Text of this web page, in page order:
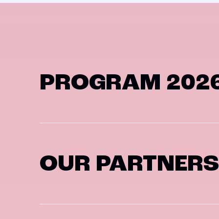
PROGRAM
OUR PARTNERS